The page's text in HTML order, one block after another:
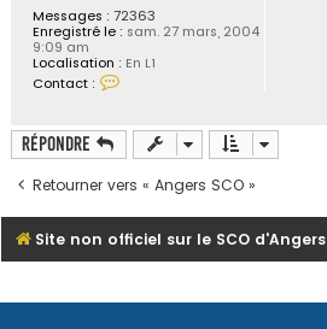
e
.
4
9
Messages : 72363
Enregistré le : sam. 27 mars, 2004
9:09 am
Localisation : En L1
Contact :
c
e
l
a
c
o
Répondre
Retourner vers « Angers SCO »
Site non officiel sur le SCO d'Angers